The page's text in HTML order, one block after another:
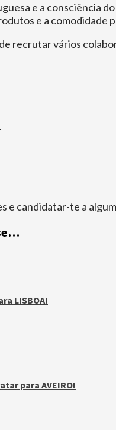
e a consciência
e a
recrutar vários
e candidatar-te a
LISBOA!
para AVEIRO!